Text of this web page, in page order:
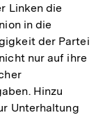
Linken die
in die
der Partei
nur auf ihre
Hinzu
Unterhaltung